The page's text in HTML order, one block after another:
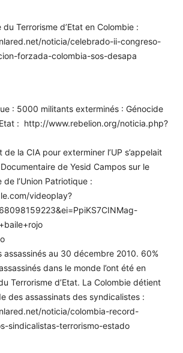
Terrorisme d’Etat en Colombie :
noticia/celebrado-ii-congreso-
forzada-colombia-sos-desapa
: 5000 militants exterminés : Génocide
: http://www.rebelion.org/noticia.php?
de la CIA pour exterminer l’UP s’appelait
de Yesid Campos sur le
l’Union Patriotique :
videoplay?
assassinés au 30 décembre 2010. 60%
dans le monde l’ont été en
Terrorisme d’Etat. La Colombie détient
des assassinats des syndicalistes :
noticia/colombia-record-
sindicalistas-terrorismo-estado